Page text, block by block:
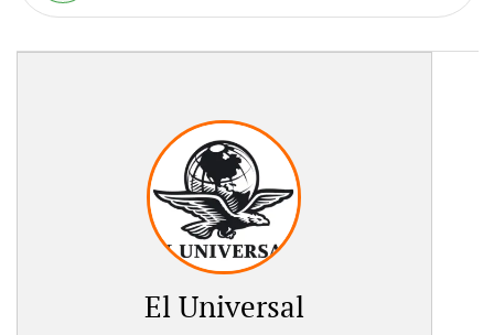
El Universal